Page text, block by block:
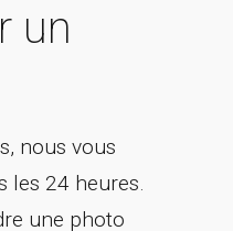
un
nous vous
les 24 heures.
une photo